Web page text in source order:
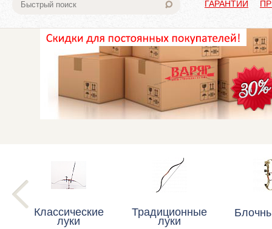
ГАРАНТИИ
Классические
луки
Традиционные
луки